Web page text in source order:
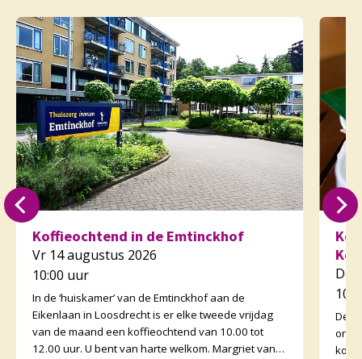
Koffieochtend in de Emtinckhof
Vr 14 augustus 2026
10:00 uur
In de ‘huiskamer’ van de Emtinckhof aan de
Eikenlaan in Loosdrecht is er elke tweede vrijdag
van de maand een koffieochtend van 10.00 tot
12.00 uur. U bent van harte welkom. Margriet van
Do
De